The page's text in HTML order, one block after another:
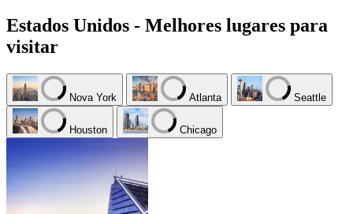
Estados Unidos - Melhores lugares para
visitar
Nova York Atlanta Seattle
Houston Chicago